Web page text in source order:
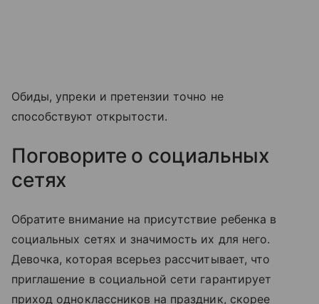
Обиды, упреки и претензии точно не
способствуют открытости.
Поговорите о социальных
сетях
Обратите внимание на присутствие ребенка в
социальных сетях и значимость их для него.
Девочка, которая всерьез рассчитывает, что
приглашение в социальной сети гарантирует
приход одноклассников на праздник, скорее